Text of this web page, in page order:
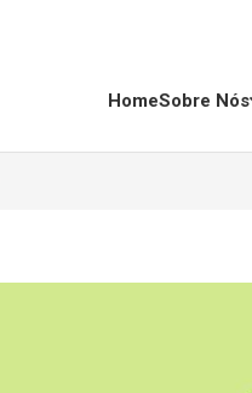
HomeSobre Nós